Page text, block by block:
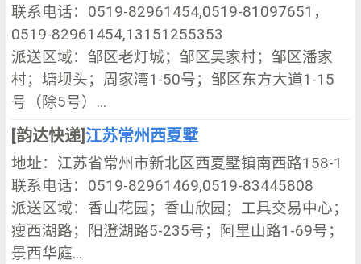
联系电话：0519-82961454,0519-81097651，
0519-82961454,13151255353
派送区域：邹区老灯城；邹区吴家村；邹区潘家
村；塘坝头；周家湾1-50号；邹区东方大道1-15
号（除5号）...
[韵达快递] 江苏常州西夏墅
地址：江苏省常州市新北区西夏墅镇南西路158-1
联系电话：0519-82961469,0519-83445808
派送区域：香山花园；香山欣园；工具交易中心；
瘦西湖路；阳澄湖路5-235号；阿里山路1-69号；
景西华庭...